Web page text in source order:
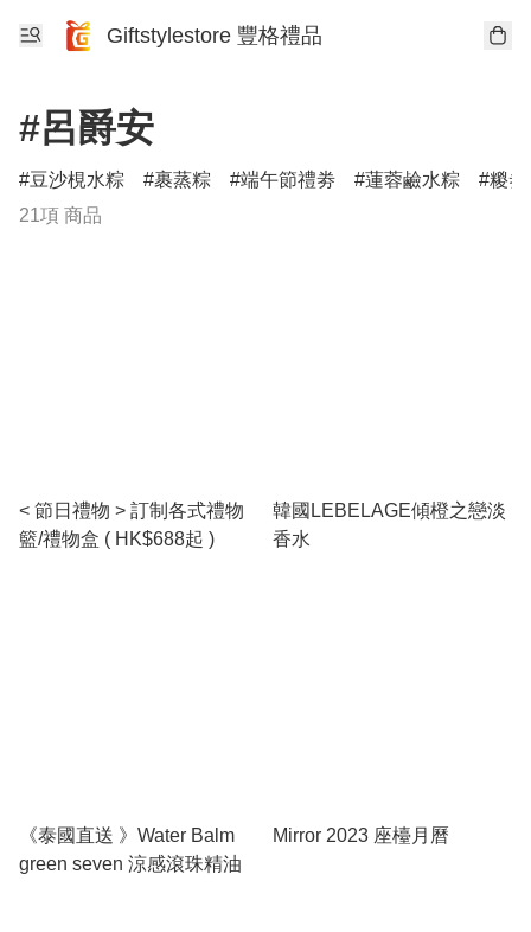
Giftstylestore 豐格禮品
#呂爵安
豆沙梘水粽 裹蒸粽 端午節禮劵 蓮蓉鹼水粽
糉劵
21項 商品
< 節日禮物 > 訂制各式禮物
籃/禮物盒 ( HK$688起 )
韓國LEBELAGE傾橙之戀淡
香水
《泰國直送 》Water Balm
green seven 涼感滾珠精油
Mirror 2023 座檯月曆